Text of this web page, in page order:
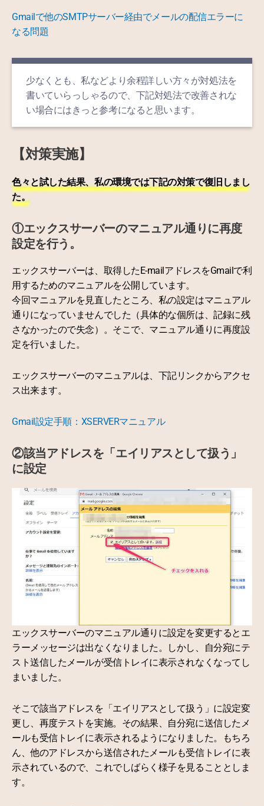
Gmailで他のSMTPサーバー経由でメールの配信エラーに
なる問題
少なくとも、私などより余程詳しい方々が対処法を
書いていらっしゃるので、下記対処法で改善されな
い場合にはきっと参考になると思います。
【対策実施】
色々と試した結果、私の環境では下記の対策で復旧しまし
た。
①エックスサーバーのマニュアル通りに再度
設定を行う。
エックスサーバーは、取得したE-mailアドレスをGmailで利
用するためのマニュアルを公開しています。
今回マニュアルを見直したところ、私の設定はマニュアル
通りになっていませんでした（具体的な個所は、記録に残
さなかったので失念）。そこで、マニュアル通りに再度設
定を行いました。
エックスサーバーのマニュアルは、下記リンクからアクセ
ス出来ます。
Gmail設定手順：XSERVERマニュアル
②該当アドレスを「エイリアスとして扱う」
に設定
エックスサーバーのマニュアル通りに設定を変更するとエ
ラーメッセージは出なくなりました。しかし、自分宛にテ
スト送信したメールが受信トレイに表示されなくなってし
まいました。
そこで該当アドレスを「エイリアスとして扱う」に設定変
更し、再度テストを実施。その結果、自分宛に送信したメ
ールも受信トレイに表示されるようになりました。もちろ
ん、他のアドレスから送信されたメールも受信トレイに表
示されているので、これでしばらく様子を見ることとしま
す。